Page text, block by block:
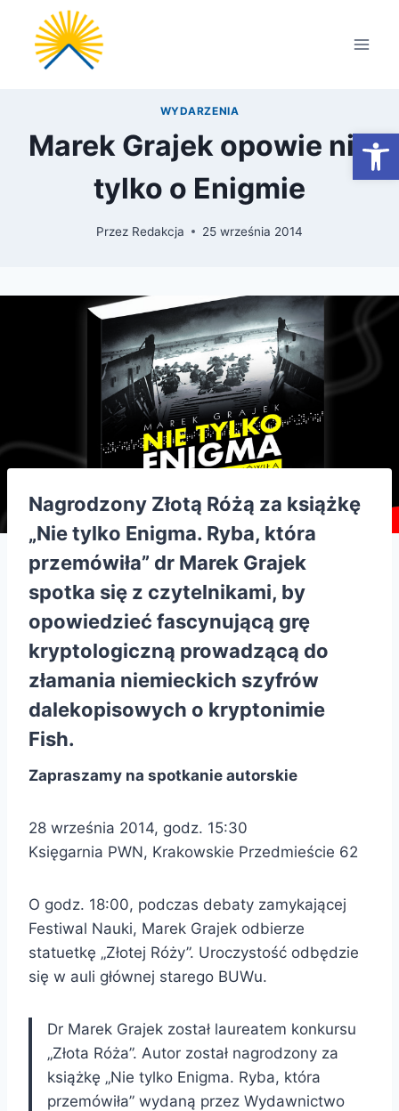
Przejdź
treści
WYDARZENIA
Marek Grajek opowie nie
tylko o Enigmie
Przez Redakcja 25 września 2014
Nagrodzony Złotą Różą za książkę
„Nie tylko Enigma. Ryba, która
przemówiła” dr Marek Grajek
spotka się z czytelnikami, by
opowiedzieć fascynującą grę
kryptologiczną prowadzącą do
złamania niemieckich szyfrów
dalekopisowych o kryptonimie
Fish.
Zapraszamy na spotkanie autorskie
28 września 2014, godz. 15:30
Księgarnia PWN, Krakowskie Przedmieście 62
O godz. 18:00, podczas debaty zamykającej
Festiwal Nauki, Marek Grajek odbierze
statuetkę „Złotej Róży”. Uroczystość odbędzie
się w auli głównej starego BUWu.
Dr Marek Grajek został laureatem konkursu
„Złota Róża”. Autor został nagrodzony za
książkę „Nie tylko Enigma. Ryba, która
przemówiła” wydaną przez Wydawnictwo